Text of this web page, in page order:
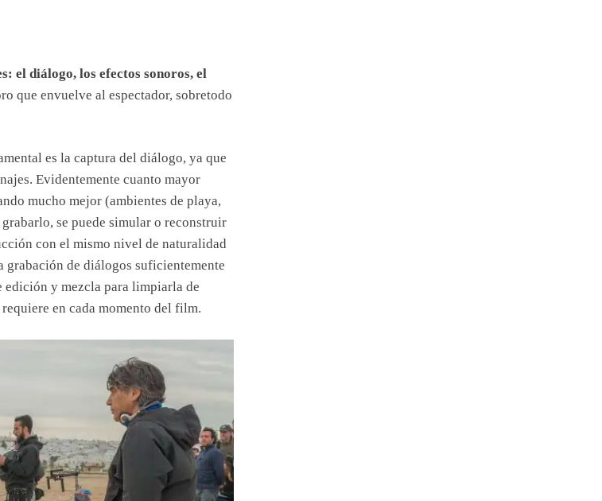
el diálogo, los efectos sonoros, el
que envuelve al espectador, sobretodo
es la captura del diálogo, ya que
Evidentemente cuanto mayor
mucho mejor (ambientes de playa,
se puede simular o reconstruir
con el mismo nivel de naturalidad
de diálogos suficientemente
edición y mezcla para limpiarla de
en cada momento del film.